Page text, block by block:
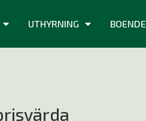
UTHYRNING BOENDE